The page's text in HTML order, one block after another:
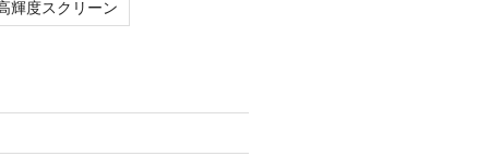
輝度スクリーン